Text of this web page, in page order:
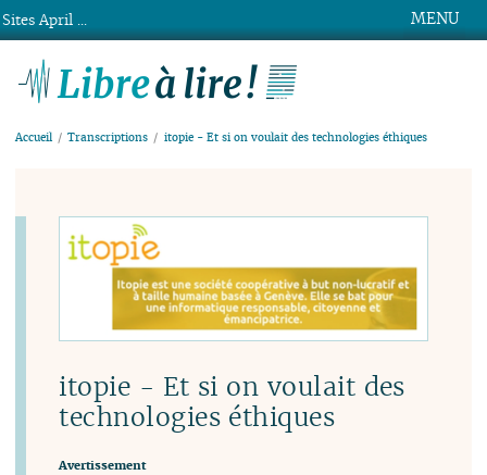
MENU
Accueil Transcriptions itopie - Et si on voulait des technologies éthiques
itopie - Et si on voulait des
technologies éthiques
Avertissement
Sites April ...